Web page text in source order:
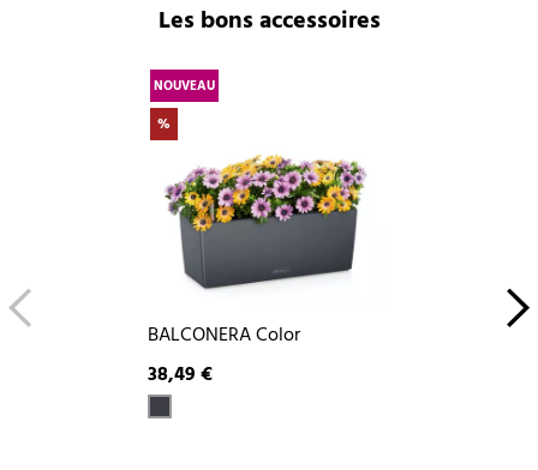
Les bons accessoires
NOUVEAU
%
BALCONERA Color
38,49 €